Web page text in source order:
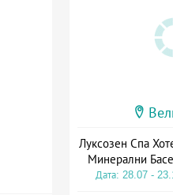
Луксозен Спа
Минерални
Дата: 28.07 -